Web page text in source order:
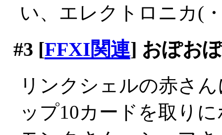
い、エレクトロニカ(
#3 [FFXI関連] おぽお
リンクシェルの赤さ
ップ10カードを取り